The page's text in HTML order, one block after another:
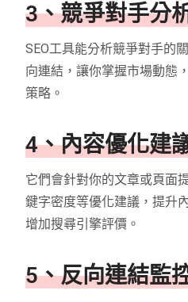
3、競爭對手分
SEO工具能分析競爭對手的
向連結，讓你掌握市場動態
策略。
4、內容優化建
它們會針對你的文章或頁面
鍵字密度等優化建議，提升
增加搜尋引擎評價。
5、反向連結監